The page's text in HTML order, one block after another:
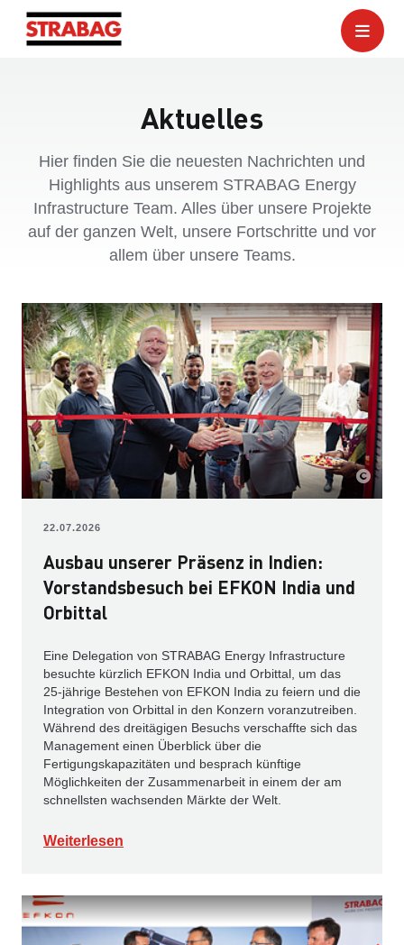
Aktuelles
Hier finden Sie die neuesten Nachrichten und
Highlights aus unserem STRABAG Energy
Infrastructure Team. Alles über unsere Projekte
auf der ganzen Welt, unsere Fortschritte und vor
allem über unsere Teams.
22.07.2026
Ausbau unserer Präsenz in Indien:
Vorstandsbesuch bei EFKON India und
Orbittal
Eine Delegation von STRABAG Energy Infrastructure
besuchte kürzlich EFKON India und Orbittal, um das
25-jährige Bestehen von EFKON India zu feiern und die
Integration von Orbittal in den Konzern voranzutreiben.
Während des dreitägigen Besuchs verschaffte sich das
Management einen Überblick über die
Fertigungskapazitäten und besprach künftige
Möglichkeiten der Zusammenarbeit in einem der am
schnellsten wachsenden Märkte der Welt.
Weiterlesen